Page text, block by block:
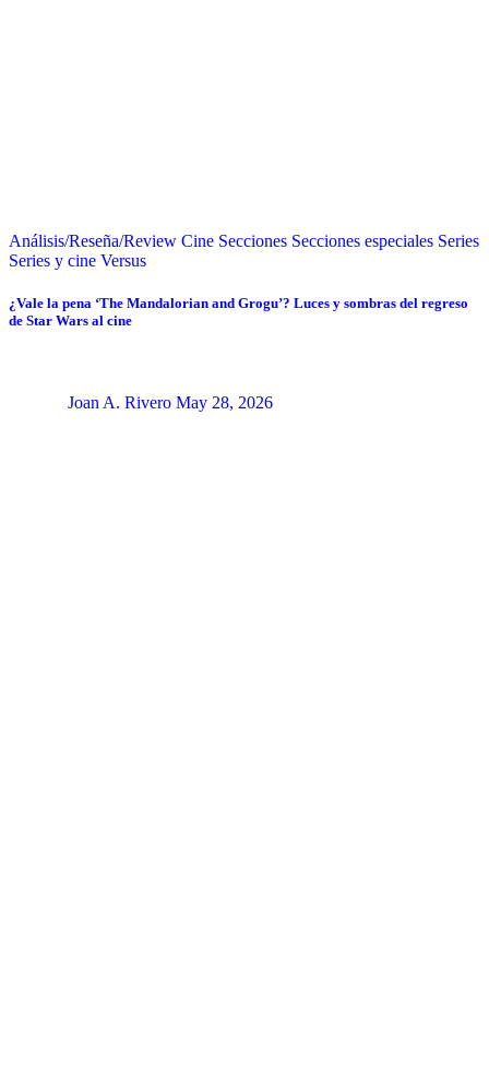
Análisis/Reseña/Review Cine Secciones Secciones especiales Series
Series y cine Versus
¿Vale la pena ‘The Mandalorian and Grogu’? Luces y sombras del regreso
de Star Wars al cine
Joan A. Rivero May 28, 2026